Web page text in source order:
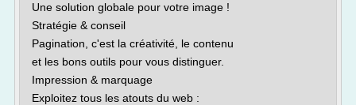
Une solution globale pour votre image !
Stratégie & conseil
Pagination, c'est la créativité, le contenu
et les bons outils pour vous distinguer.
Impression & marquage
Exploitez tous les atouts du web :